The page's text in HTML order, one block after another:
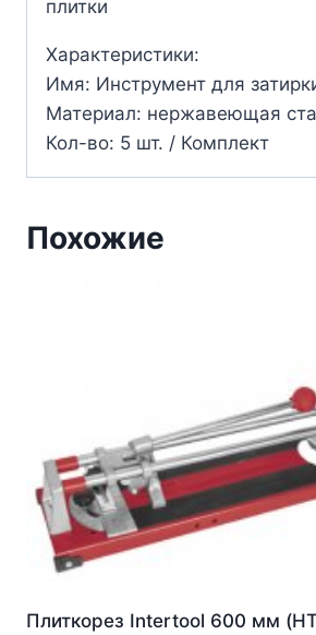
плитки
Характеристики:
Имя: Инструмент для
Материал: нержавеющая
Кол-во: 5 шт. / Комплект
Похожие
Плиткорез Intertool 600 мм